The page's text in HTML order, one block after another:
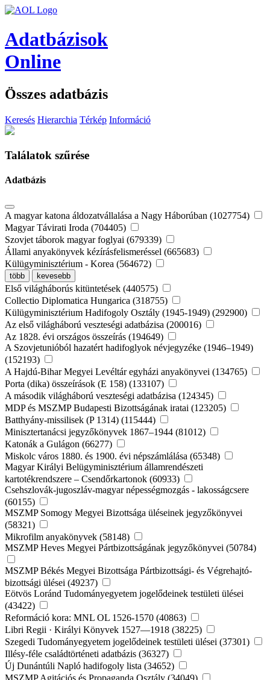
Adatbázisok
Online
Összes adatbázis
Keresés Hierarchia Térkép Információ
Találatok szűrése
Adatbázis
A magyar katona áldozatvállalása a Nagy Háborúban (1027754)
Magyar Távirati Iroda (704405)
Szovjet táborok magyar foglyai (679339)
Állami anyakönyvek kézírásfelismeréssel (665683)
Külügyminisztérium - Korea (564672)
több kevesebb
Első világháborús kitüntetések (440575)
Collectio Diplomatica Hungarica (318755)
Külügyminisztérium Hadifogoly Osztály (1945-1949) (292900)
Az első világháború veszteségi adatbázisa (200016)
Az 1828. évi országos összeírás (194649)
A Szovjetunióból hazatért hadifoglyok névjegyzéke (1946–1949)
(152193)
A Hajdú-Bihar Megyei Levéltár egyházi anyakönyvei (134765)
Porta (dika) összeírások (E 158) (133107)
A második világháború veszteségi adatbázisa (124345)
MDP és MSZMP Budapesti Bizottságának iratai (123205)
Batthyány-missilisek (P 1314) (115444)
Minisztertanácsi jegyzőkönyvek 1867–1944 (81012)
Katonák a Gulágon (66277)
Miskolc város 1880. és 1900. évi népszámlálása (65348)
Magyar Királyi Belügyminisztérium államrendészeti
kartotékrendszere – Csendőrkartonok (60933)
Csehszlovák-jugoszláv-magyar népességmozgás - lakosságcsere
(60155)
MSZMP Somogy Megyei Bizottsága üléseinek jegyzőkönyvei
(58321)
Mikrofilm anyakönyvek (58148)
MSZMP Heves Megyei Pártbizottságának jegyzőkönyvei (50784)
MSZMP Békés Megyei Bizottsága Pártbizottsági- és Végrehajtó-
bizottsági ülései (49237)
Eötvös Loránd Tudományegyetem jogelődeinek testületi ülései
(43422)
Reformáció kora: MNL OL 1526-1570 (40863)
Libri Regii · Királyi Könyvek 1527—1918 (38225)
Szegedi Tudományegyetem jogelődeinek testületi ülései (37301)
Illésy-féle családtörténeti adatbázis (36327)
Új Dunántúli Napló hadifogoly lista (34652)
MSZMP Agitációs és Propaganda Osztály (34049)